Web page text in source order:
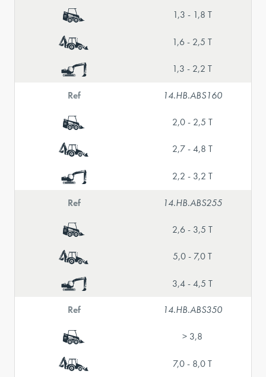
1,3 - 1,8 T
1,6 - 2,5 T
1,3 - 2,2 T
Ref 14.HB.ABS160
2,0 - 2,5 T
2,7 - 4,8 T
2,2 - 3,2 T
Ref 14.HB.ABS255
2,6 - 3,5 T
5,0 - 7,0 T
3,4 - 4,5 T
Ref 14.HB.ABS350
> 3,8
7,0 - 8,0 T